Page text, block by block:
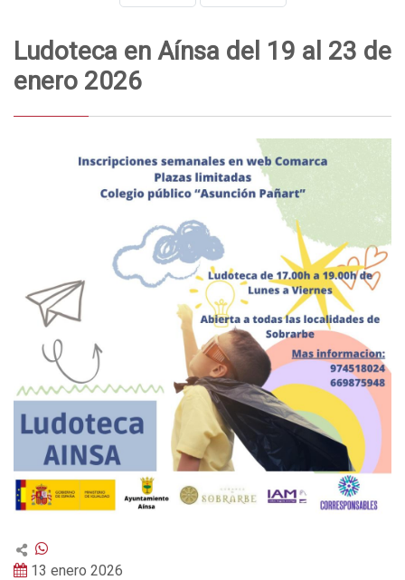
Ludoteca en Aínsa del 19 al 23 de
enero 2026
13 enero 2026